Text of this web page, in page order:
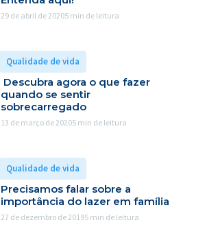
29 de abril de 20205 min de leitura
Qualidade de vida
Descubra agora o que fazer
quando se sentir
sobrecarregado
13 de março de 20205 min de leitura
Qualidade de vida
Precisamos falar sobre a
importância do lazer em família
27 de dezembro de 20195 min de leitura